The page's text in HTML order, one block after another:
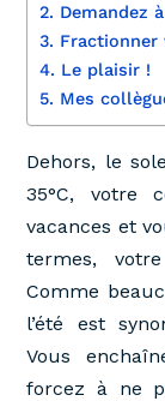
2. Demandez
3. Fractionner
4. Le plaisir !
5. Mes
Dehors, le
35°C, votre
vacances et
termes,
Comme
l’été est
Vous
forcez à ne